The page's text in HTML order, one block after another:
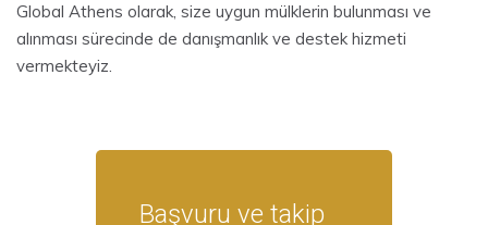
Global Athens olarak, size uygun mülklerin bulunması ve
alınması sürecinde de danışmanlık ve destek hizmeti
vermekteyiz.
Başvuru ve takip